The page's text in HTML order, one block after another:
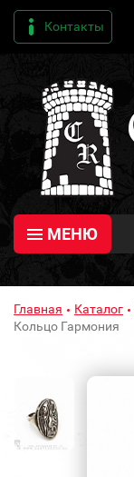
Контакты
МЕНЮ
Главная Каталог
Кольцо Гармония